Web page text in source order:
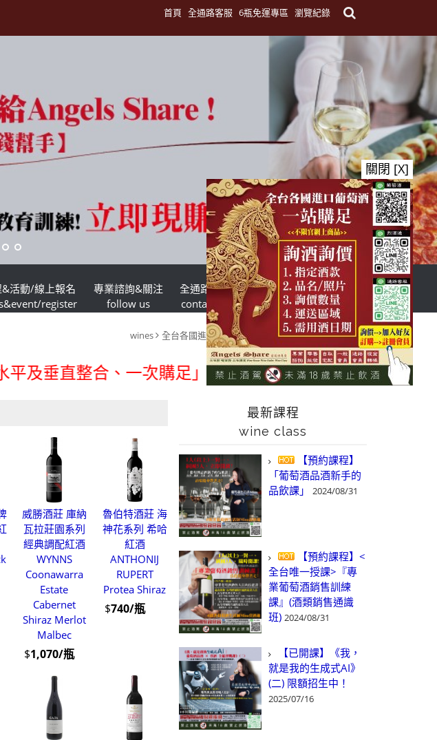
首頁 全通路客服 6瓶免運專區 瀏覽紀錄
活動/線上報名
register
專業諮詢&關注
follow us
全通路客服
contact us
台灣酒商聯盟
TWSMA
全台各國進口葡萄酒
wines
全台各國進口葡萄酒 wines
依商品 類別&風味 搜尋
search by type & taste
直整合、一次購足」各國進口酒類商品 專業詢(尋)酒詢價
最新課程
wine class
【預約課程】
「葡萄酒品酒新手的
品飲課」
2024/08/31
【預約課程】<
全台唯一授課>『專
業葡萄酒銷售訓練
課』(酒類銷售通識
班) 2024/08/31
【已開課】《我，
就是我的生成式AI》
(二) 限額招生中！
2025/07/16
威勝酒莊 庫納
瓦拉莊園系列
經典調配紅酒
WYNNS
Coonawarra
Estate
Cabernet
Shiraz Merlot
Malbec
$1,070/瓶
魯伯特酒莊 海
神花系列 希哈
紅酒
ANTHONIJ
RUPERT
Protea Shiraz
$740/瓶
關閉 [X]